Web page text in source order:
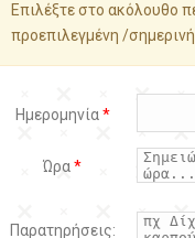
Επιλέξτε στο ακόλουθο
προεπιλεγμένη /
Ημερομηνία*
Ώρα*
Παρατηρήσεις: